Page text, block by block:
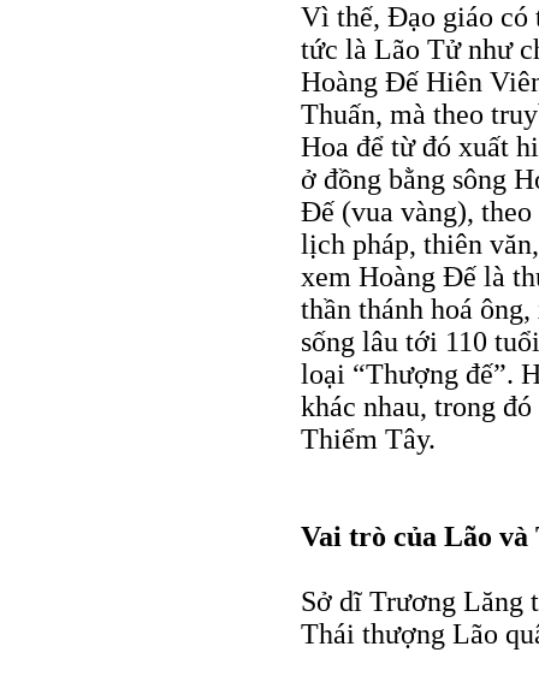
Vì thế, Ðạo giáo có
tức là Lão Tử như
Hoàng Ðế Hiên
Thuấn, mà theo
Hoa để từ đó xuất
ở đồng bằng sông
Ðế (vua vàng),
lịch pháp, thiên
xem Hoàng Ðế là
thần thánh hoá
sống lâu tới 110
loại “Thượng đế”.
khác nhau, trong
Thiểm Tây.
Vai trò của Lão và
Sở dĩ Trương Lăng
Thái thượng Lão